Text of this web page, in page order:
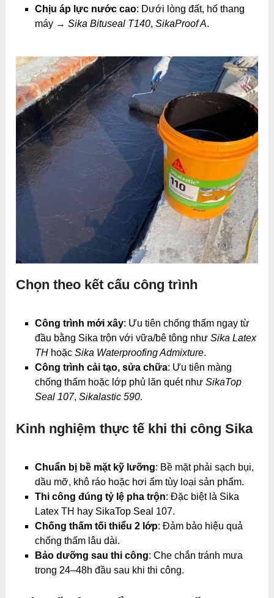
Chịu áp lực nước cao: Dưới lòng đất, hố thang
máy → Sika Bituseal T140, SikaProof A.
Chọn theo kết cấu công trình
Công trình mới xây: Ưu tiên chống thấm ngay từ
đầu bằng Sika trộn với vữa/bê tông như Sika Latex
THhoặc Sika Waterproofing Admixture.
Công trình cải tạo, sửa chữa: Ưu tiên màng
chống thấm hoặc lớp phủ lăn quét như SikaTop
Seal 107, Sikalastic 590.
Kinh nghiệm thực tế khi thi công Sika
Chuẩn bị bề mặt kỹ lưỡng: Bề mặt phải sạch bụi,
dầu mỡ, khô ráo hoặc hơi ẩm tùy loại sản phẩm.
Thi công đúng tỷ lệ pha trộn: Đặc biệt là Sika
Latex TH hay SikaTop Seal 107.
Chống thấm tối thiểu 2 lớp: Đảm bảo hiệu quả
chống thấm lâu dài.
Bảo dưỡng sau thi công: Che chắn tránh mưa
trong 24–48h đầu sau khi thi công.